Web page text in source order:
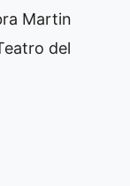
Martin
del